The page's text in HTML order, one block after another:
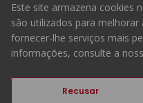
Canal de Denúncias
© 2026 ERA Portugal
Este site armazena cookies
são utilizados para melhorar
fornecer-lhe serviços mais
informações, consulte a
Recusar